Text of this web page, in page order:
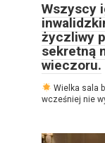
Wszyscy
życzliwy
sekretną
wieczoru.
Wielka sala
wcześniej nie